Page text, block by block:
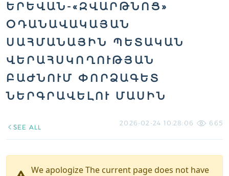
ԵՐԵՎԱՆ-«ԶՎԱՐԹՆՈՑ»
ՕԴԱՆԱՎԱԿԱՅԱՆ
ՍԱՀՄԱՆԱՅԻՆ ՊԵՏԱԿԱՆ
ՎԵՐԱՀՍԿՈՂՈՒԹՅԱՆ
ԲԱԺՆՈՒՄ ՓՈՐՁԱԳԵՏ
ՆԵՐԳՐԱՎԵԼՈՒ ՄԱՍԻՆ
SEE ALL
2026-02-24 10:28:06 665
We apologize The current page does not have